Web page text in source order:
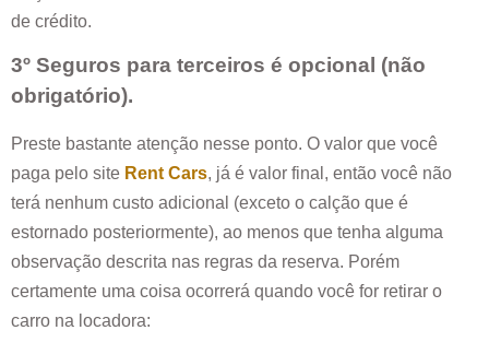
de crédito.
3º Seguros para terceiros é opcional (não
obrigatório).
Preste bastante atenção nesse ponto. O valor que você
paga pelo site Rent Cars, já é valor final, então você não
terá nenhum custo adicional (exceto o calção que é
estornado posteriormente), ao menos que tenha alguma
observação descrita nas regras da reserva. Porém
certamente uma coisa ocorrerá quando você for retirar o
carro na locadora: